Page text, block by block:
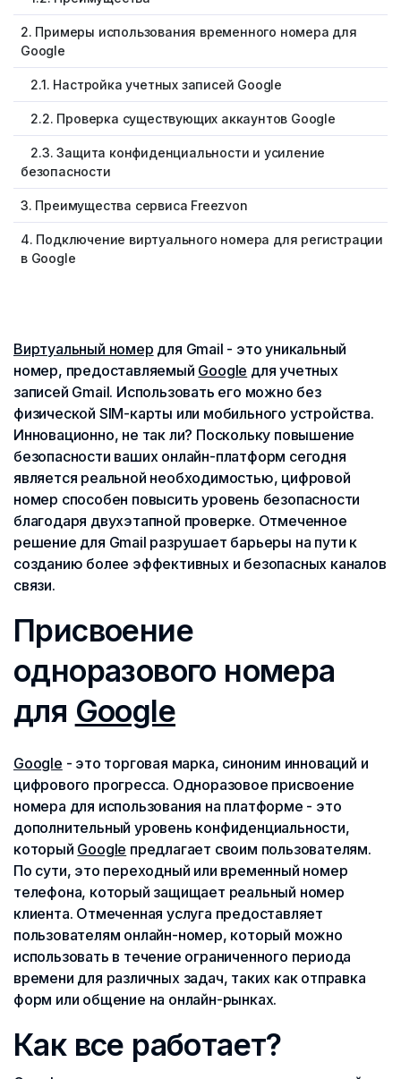
2. Примеры использования временного номера для
Google
2.1. Настройка учетных записей Google
2.2. Проверка существующих аккаунтов Google
2.3. Защита конфиденциальности и усиление
безопасности
3. Преимущества сервиса Freezvon
4. Подключение виртуального номера для регистрации
в Google
Виртуальный номер для Gmail - это уникальный
номер, предоставляемый Google для учетных
записей Gmail. Использовать его можно без
физической SIM-карты или мобильного устройства.
Инновационно, не так ли? Поскольку повышение
безопасности ваших онлайн-платформ сегодня
является реальной необходимостью, цифровой
номер способен повысить уровень безопасности
благодаря двухэтапной проверке. Отмеченное
решение для Gmail разрушает барьеры на пути к
созданию более эффективных и безопасных каналов
связи.
Присвоение
одноразового номера
для Google
Google - это торговая марка, синоним инноваций и
цифрового прогресса. Одноразовое присвоение
номера для использования на платформе - это
дополнительный уровень конфиденциальности,
который Google предлагает своим пользователям.
По сути, это переходный или временный номер
телефона, который защищает реальный номер
клиента. Отмеченная услуга предоставляет
пользователям онлайн-номер, который можно
использовать в течение ограниченного периода
времени для различных задач, таких как отправка
форм или общение на онлайн-рынках.
Как все работает?